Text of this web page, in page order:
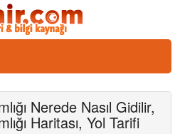
Nerede Nasıl Gidilir,
Haritası, Yol Tarifi